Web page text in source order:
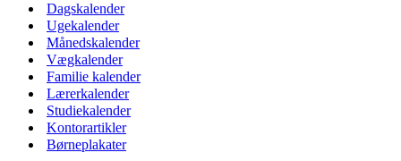
Dagskalender
Ugekalender
Månedskalender
Vægkalender
Familie kalender
Lærerkalender
Studiekalender
Kontorartikler
Børneplakater